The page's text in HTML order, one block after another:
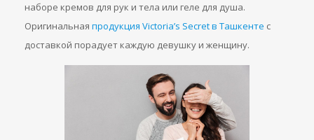
наборе кремов для рук и тела или геле для душа.
Оригинальная продукция Victoria’s Secret в Ташкенте с
доставкой порадует каждую девушку и женщину.